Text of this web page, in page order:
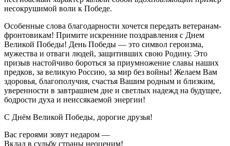
несокрушимой воли к Победе.
Особенные слова благодарности хочется передать ветеранам-
фронтовикам! Примите искренние поздравления с Днем
Великой Победы! День Победы — это символ героизма,
мужества и отваги людей, защитивших свою Родину. Это
призыв настойчиво бороться за приумножение славы наших
предков, за великую Россию, за мир без войны! Желаем Вам
здоровья, благополучия, счастья Вашим родным и близким,
уверенности в завтрашнем дне и светлых надежд на будущее,
бодрости духа и неиссякаемой энергии!
С Днём Великой Победы, дорогие друзья!
Вас героями зовут недаром —
Вклад в судьбу страны неоценим!